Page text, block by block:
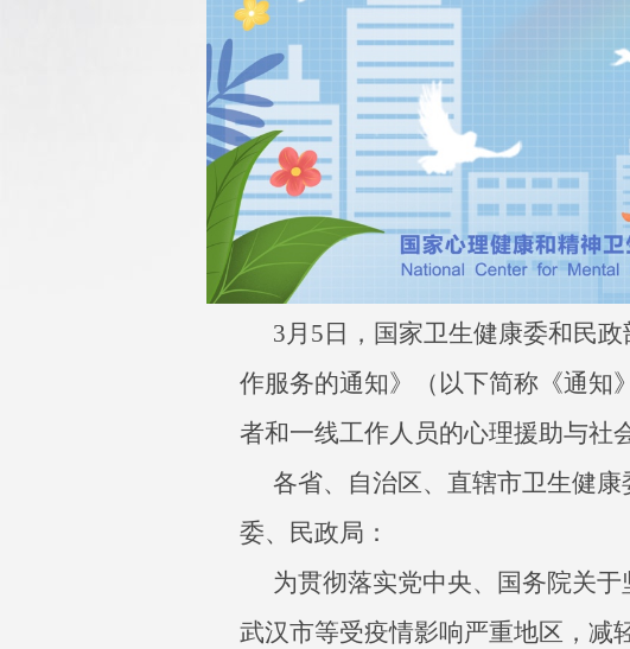
3月5日，国家卫生健康委和民
作服务的通知》（以下简称《通知
者和一线工作人员的心理援助与社
各省、自治区、直辖市卫生健
委、民政局：
为贯彻落实党中央、国务院关
武汉市等受疫情影响严重地区，减